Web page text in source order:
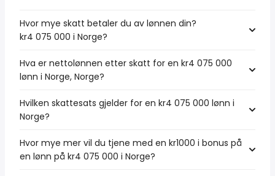
Hvor mye skatt betaler du av lønnen din?
kr4 075 000 i Norge?
Hva er nettolønnen etter skatt for en kr4 075 000
lønn i Norge, Norge?
Hvilken skattesats gjelder for en kr4 075 000 lønn i
Norge?
Hvor mye mer vil du tjene med en kr1000 i bonus på
en lønn på kr4 075 000 i Norge?